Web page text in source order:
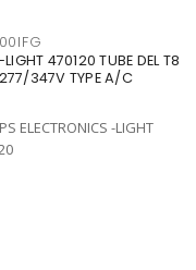
470120 TUBE DEL T8
347V TYPE A/C
ELECTRONICS -LIGHT